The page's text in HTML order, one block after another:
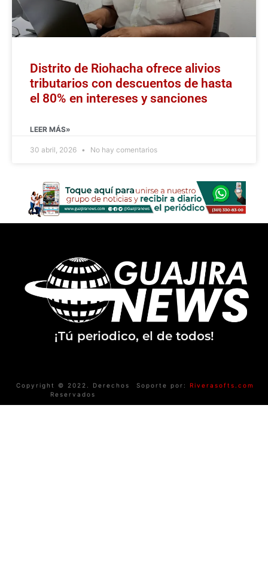
Distrito de Riohacha ofrece alivios
tributarios con descuentos de hasta
el 80% en intereses y sanciones
LEER MÁS»
30 abril, 2026 No hay comentarios
¡Tú periodico, el de todos!
Copyright © 2022. Derechos
Reservados
Soporte por: Riverasofts.com